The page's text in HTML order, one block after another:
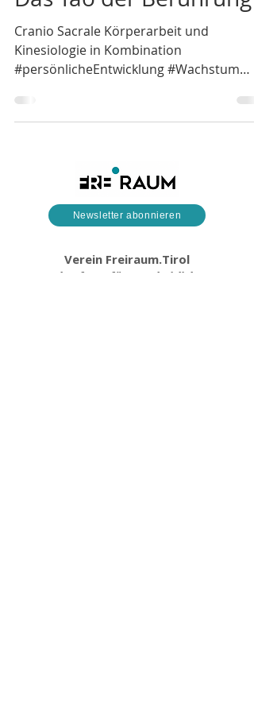
Cranio Sacrale Körperarbeit und
Kinesiologie in Kombination
#persönlicheEntwicklung #Wachstum
Newsletter abonnieren
Verein Freiraum.Tirol
Plattform für ganzheitliche